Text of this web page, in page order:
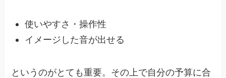
使いやすさ・操作性
イメージした音が出せる
というのがとても重要。その上で自分の予算に合